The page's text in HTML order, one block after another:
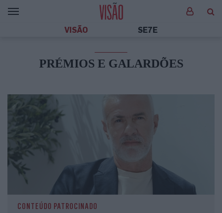
VISÃO SE7E
PRÉMIOS E GALARDÕES
CONTEÚDO PATROCINADO